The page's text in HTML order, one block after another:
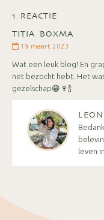
1 REACTIE
TITIA BOXMA
19 maart 2023
Wat een leuk blog! En
net bezocht hebt. Het
gezelschap😁🍷🍾
leven